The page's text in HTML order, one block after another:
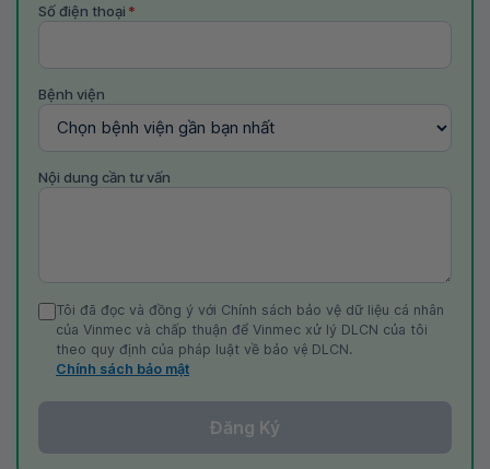
Số điện thoại *
Bệnh viện
Nội dung cần tư vấn
Tôi đã đọc và đồng ý với Chính sách bảo vệ dữ liệu cá nhân
của Vinmec và chấp thuận để Vinmec xử lý DLCN của tôi
theo quy định của pháp luật về bảo vệ DLCN.
Chính sách bảo mật
Đăng Ký